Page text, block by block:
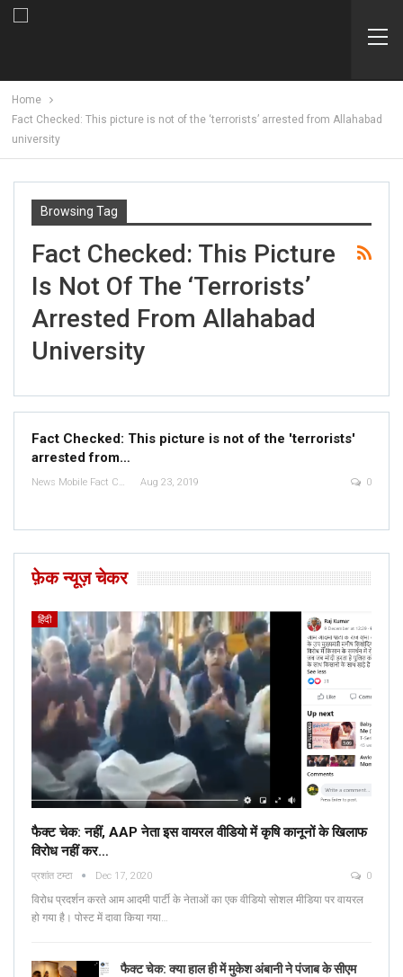
Home
Fact Checked: This picture is not of the ‘terrorists’ arrested from Allahabad
university
Browsing Tag
Fact Checked: This Picture
Is Not Of The ‘terrorists’
Arrested From Allahabad
University
Fact Checked: This picture is not of the 'terrorists'
arrested from…
News Mobile Fact Check Bureau Aug 23, 2019 0
फ़ेक न्यूज़ चेकर
हिंदी
फैक्ट चेक: नहीं, AAP नेता इस वायरल वीडियो में कृषि कानूनों के खिलाफ
विरोध नहीं कर…
प्रशांत टम्टा Dec 17, 2020 0
विरोध प्रदर्शन करते आम आदमी पार्टी के नेताओं का एक वीडियो सोशल मीडिया पर वायरल
हो गया है। पोस्ट में दावा किया गया…
फैक्ट चेक: क्या हाल ही में मुकेश अंबानी ने पंजाब के सीएम